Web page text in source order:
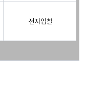
전자입찰